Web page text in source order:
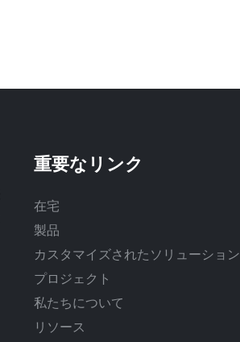
重要なリンク
在宅
製品
カスタマイズされたソリューション
プロジェクト
私たちについて
リソース